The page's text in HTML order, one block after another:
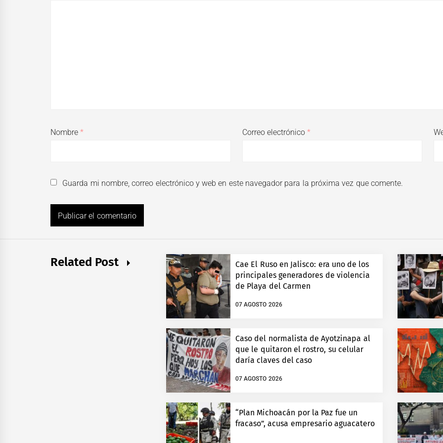
Nombre* Correo electrónico*
Guarda mi nombre, correo electrónico y web en este navegador para la próxima vez que comente.
Related Post
Cae El Ruso en Jalisco: era uno de los
principales generadores de violencia
de Playa del Carmen
07 AGOSTO 2026
Caso del normalista de Ayotzinapa al
que le quitaron el rostro, su celular
daría claves del caso
07 AGOSTO 2026
“Plan Michoacán por la Paz fue un
fracaso”, acusa empresario aguacatero